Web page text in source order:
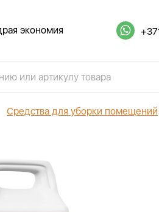
экономия
Средства для уборки помещений